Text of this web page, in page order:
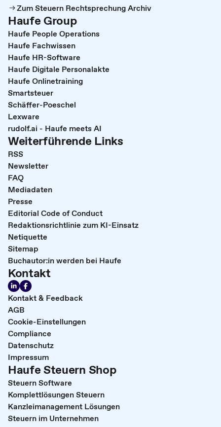
Zum Steuern Rechtsprechung Archiv
Haufe Group
Haufe People Operations
Haufe Fachwissen
Haufe HR-Software
Haufe Digitale Personalakte
Haufe Onlinetraining
Smartsteuer
Schäffer-Poeschel
Lexware
rudolf.ai - Haufe meets AI
Weiterführende Links
RSS
Newsletter
FAQ
Mediadaten
Presse
Editorial Code of Conduct
Redaktionsrichtlinie zum KI-Einsatz
Netiquette
Sitemap
Buchautor:in werden bei Haufe
Kontakt
Kontakt & Feedback
AGB
Cookie-Einstellungen
Compliance
Datenschutz
Impressum
Haufe Steuern Shop
Steuern Software
Komplettlösungen Steuern
Kanzleimanagement Lösungen
Steuern im Unternehmen